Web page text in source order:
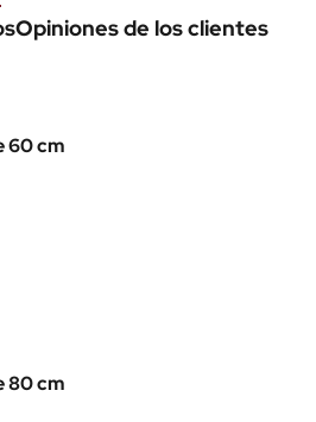
Opiniones de los clientes
60 cm
80 cm